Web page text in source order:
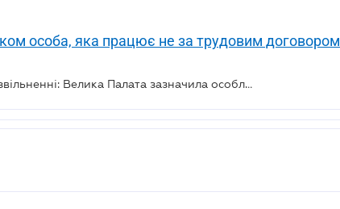
особа, яка працює не за трудовим договором
Затримка виплат при звільненні: Велика Палата зазначила особливості нарахування